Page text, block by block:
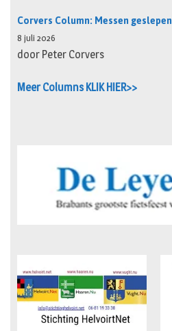
Corvers Column: Messen geslepen
8 juli 2026
door Peter Corvers
Meer Columns KLIK HIER>>